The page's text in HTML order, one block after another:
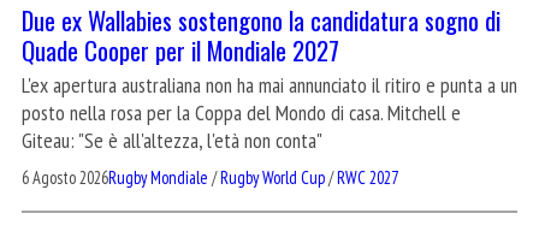
Due ex Wallabies sostengono la candidatura sogno di
Quade Cooper per il Mondiale 2027
L'ex apertura australiana non ha mai annunciato il ritiro e punta a un
posto nella rosa per la Coppa del Mondo di casa. Mitchell e
Giteau: "Se è all'altezza, l'età non conta"
6 Agosto 2026Rugby Mondiale /Rugby World Cup/RWC 2027